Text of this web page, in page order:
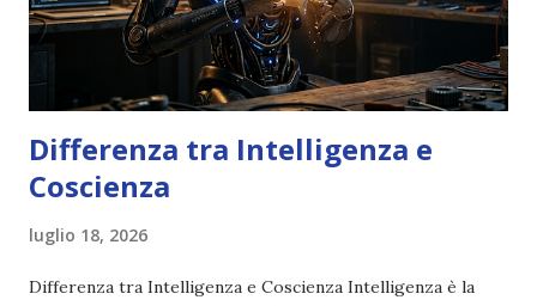
Differenza tra Intelligenza e
Coscienza
luglio 18, 2026
Differenza tra Intelligenza e Coscienza Intelligenza è la